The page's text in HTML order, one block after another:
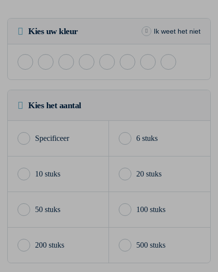
Kies uw kleur Ik weet het niet
Kies het aantal
6 stuks
10 stuks 20 stuks
50 stuks 100 stuks
200 stuks 500 stuks